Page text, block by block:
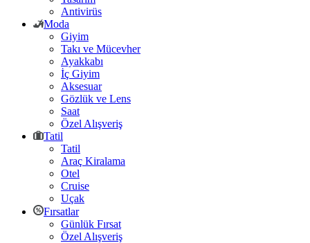
Antivirüs
Moda
Giyim
Takı ve Mücevher
Ayakkabı
İç Giyim
Aksesuar
Gözlük ve Lens
Saat
Özel Alışveriş
Tatil
Tatil
Araç Kiralama
Otel
Cruise
Uçak
Fırsatlar
Günlük Fırsat
Özel Alışveriş